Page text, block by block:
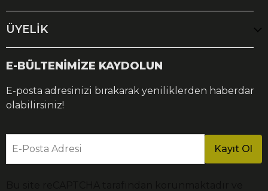
ÜYELİK
E-BÜLTENİMİZE KAYDOLUN
E-posta adresinizi bırakarak yeniliklerden haberdar
olabilirsiniz!
E-Posta Adresi Kayıt Ol